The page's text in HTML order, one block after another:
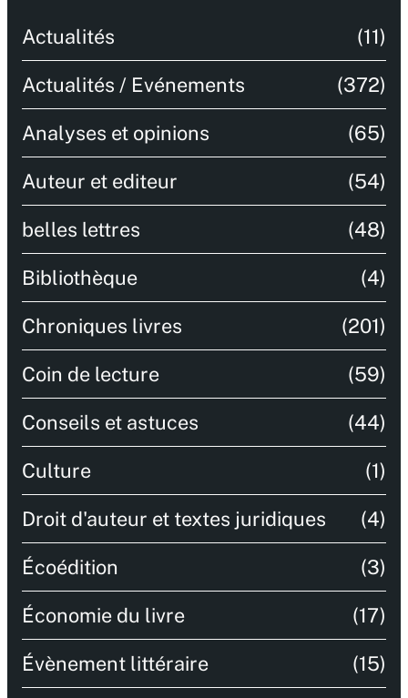
Actualités (11)
Actualités / Evénements (372)
Analyses et opinions (65)
Auteur et editeur (54)
belles lettres (48)
Bibliothèque (4)
Chroniques livres (201)
Coin de lecture (59)
Conseils et astuces (44)
Culture (1)
Droit d'auteur et textes juridiques (4)
Écoédition (3)
Économie du livre (17)
Évènement littéraire (15)